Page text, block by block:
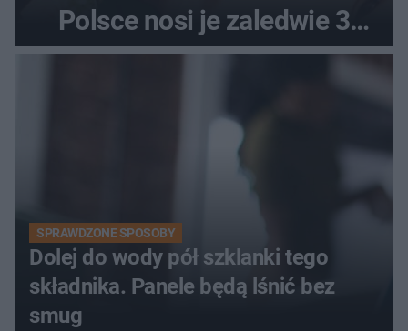
Polsce nosi je zaledwie 3
kobiety
SPRAWDZONE SPOSOBY
Dolej do wody pół szklanki tego
składnika. Panele będą lśnić bez
smug